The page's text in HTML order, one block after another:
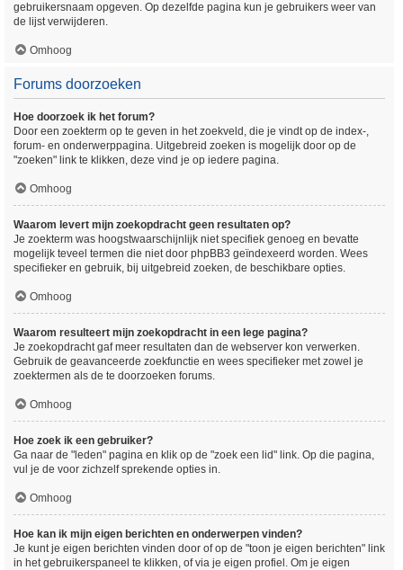
gebruikersnaam opgeven. Op dezelfde pagina kun je gebruikers weer van
de lijst verwijderen.
Omhoog
Forums doorzoeken
Hoe doorzoek ik het forum?
Door een zoekterm op te geven in het zoekveld, die je vindt op de index-,
forum- en onderwerppagina. Uitgebreid zoeken is mogelijk door op de
"zoeken" link te klikken, deze vind je op iedere pagina.
Omhoog
Waarom levert mijn zoekopdracht geen resultaten op?
Je zoekterm was hoogstwaarschijnlijk niet specifiek genoeg en bevatte
mogelijk teveel termen die niet door phpBB3 geïndexeerd worden. Wees
specifieker en gebruik, bij uitgebreid zoeken, de beschikbare opties.
Omhoog
Waarom resulteert mijn zoekopdracht in een lege pagina?
Je zoekopdracht gaf meer resultaten dan de webserver kon verwerken.
Gebruik de geavanceerde zoekfunctie en wees specifieker met zowel je
zoektermen als de te doorzoeken forums.
Omhoog
Hoe zoek ik een gebruiker?
Ga naar de "leden" pagina en klik op de "zoek een lid" link. Op die pagina,
vul je de voor zichzelf sprekende opties in.
Omhoog
Hoe kan ik mijn eigen berichten en onderwerpen vinden?
Je kunt je eigen berichten vinden door of op de "toon je eigen berichten" link
in het gebruikerspaneel te klikken, of via je eigen profiel. Om je eigen